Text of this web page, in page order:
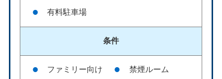
有料駐車場
条件
ファミリー向け
禁煙ルーム